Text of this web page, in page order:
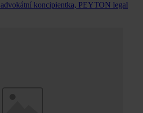
advokátní koncipientka, PEYTON legal